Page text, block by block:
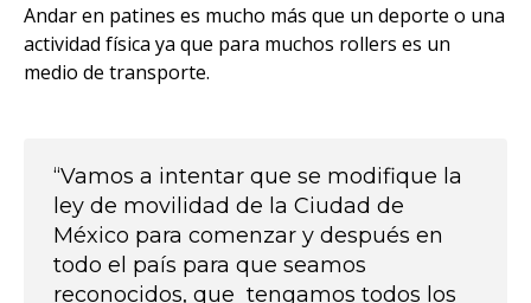
Andar en patines es mucho más que un deporte o una
actividad física ya que para muchos rollers es un
medio de transporte.
“Vamos a intentar que se modifique la
ley de movilidad de la Ciudad de
México para comenzar y después en
todo el país para que seamos
reconocidos, que tengamos todos los